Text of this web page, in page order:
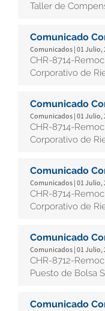
Taller de
Comunicado
Comunicados | 01 Julio,
CHR-8714-
Corporativo de
Comunicado
Comunicados | 01 Julio,
CHR-8714-
Corporativo de
Comunicado
Comunicados | 01 Julio,
CHR-8714-
Corporativo de
Comunicado
Comunicados | 01 Julio,
CHR-8712-
Puesto de Bolsa
Comunicado